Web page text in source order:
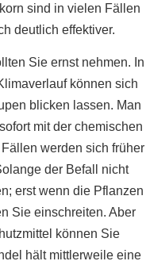
sind in vielen Fällen
deutlich effektiver.
Sie ernst nehmen. In
können sich
blicken lassen. Man
mit der chemischen
werden sich früher
der Befall nicht
erst wenn die Pflanzen
Sie einschreiten. Aber
können Sie
hält mittlerweile eine